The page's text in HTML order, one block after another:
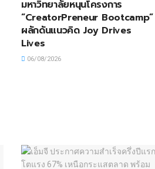
มหาวิทยาลัยหนุนโครงการ
“CreatorPreneur Bootcamp”
ผลักดันแนวคิด Joy Drives
Lives
06/08/2026